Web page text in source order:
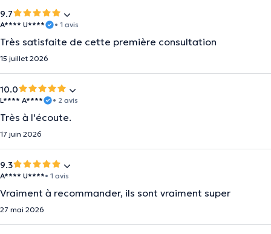
9.7
A**** U**** • 1 avis
Très satisfaite de cette première consultation
15 juillet 2026
10.0
L**** A**** • 2 avis
Très à l'écoute.
17 juin 2026
9.3
A**** U****• 1 avis
Vraiment à recommander, ils sont vraiment super
27 mai 2026